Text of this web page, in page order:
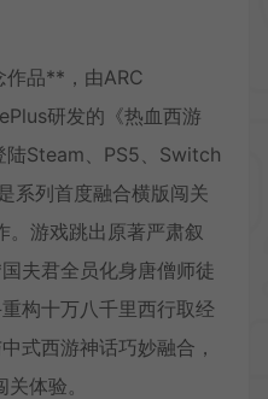
品**，由ARC
研发的《热血西游
Steam、PS5、Switch
系列首度融合横版闯关
游戏跳出原著严肃叙
夫君全员化身唐僧师徒
构十万八千里西行取经
式西游神话巧妙融合，
体验。